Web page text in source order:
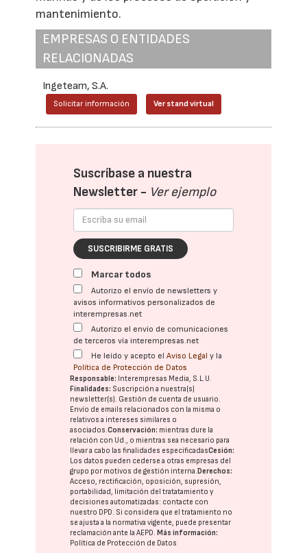
mantenimiento.
EMPRESAS O ENTIDADES
RELACIONADAS
Ingeteam, S.A.
Solicitar información Ver stand virtual
Suscríbase a nuestra
Newsletter - Ver ejemplo
SUSCRIBIRME GRATIS
Marcar todos
Autorizo el envío de newsletters y
avisos informativos personalizados de
interempresas.net
Autorizo el envío de comunicaciones
de terceros vía interempresas.net
He leído y acepto elAviso Legal y la
Política de Protección de Datos
Responsable: Interempresas Media, S.L.U.
Finalidades: Suscripción a nuestra(s)
newsletter(s). Gestión de cuenta de usuario.
Envío de emails relacionados con la misma o
relativos a intereses similares o
asociados.Conservación: mientras dure la
relación con Ud., o mientras sea necesario para
llevar a cabo las finalidades especificadasCesión:
Los datos pueden cederse a otras empresas del
grupo por motivos de gestión interna.Derechos:
Acceso, rectificación, oposición, supresión,
portabilidad, limitación del tratatamiento y
decisiones automatizadas: contacte con
nuestro DPD . Si considera que el tratamiento no
se ajusta a la normativa vigente, puede presentar
reclamación ante laAEPD .Más información:
Política de Protección de Datos